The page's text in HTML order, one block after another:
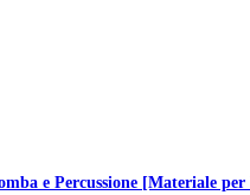
e Percussione [Materiale per